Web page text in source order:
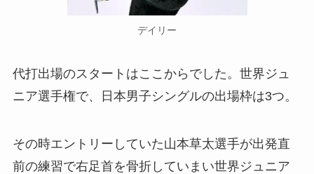
デイリー
代打出場のスタートはここからでした。世界ジュ
ニア選手権で、日本男子シングルの出場枠は3つ。
その時エントリーしていた山本草太選手が出発直
前の練習で右足首を骨折していまい世界ジュニア